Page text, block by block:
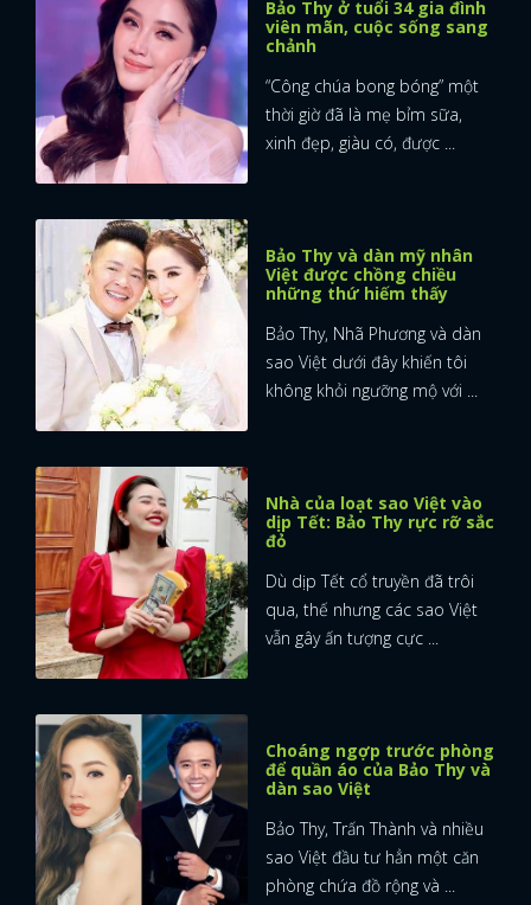
Bảo Thy ở tuổi 34 gia đình
viên mãn, cuộc sống sang
chảnh
“Công chúa bong bóng” một
thời giờ đã là mẹ bỉm sữa,
xinh đẹp, giàu có, được ...
Bảo Thy và dàn mỹ nhân
Việt được chồng chiều
những thứ hiếm thấy
Bảo Thy, Nhã Phương và dàn
sao Việt dưới đây khiến tôi
không khỏi ngưỡng mộ với ...
Nhà của loạt sao Việt vào
dịp Tết: Bảo Thy rực rỡ sắc
đỏ
Dù dịp Tết cổ truyền đã trôi
qua, thế nhưng các sao Việt
vẫn gây ấn tượng cực ...
Choáng ngợp trước phòng
để quần áo của Bảo Thy và
dàn sao Việt
Bảo Thy, Trấn Thành và nhiều
sao Việt đầu tư hẳn một căn
phòng chứa đồ rộng và ...